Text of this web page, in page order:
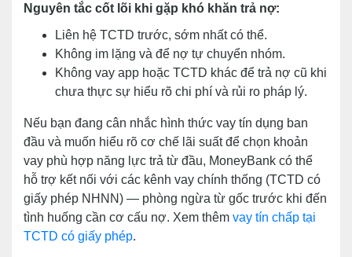
Nguyên tắc cốt lõi khi gặp khó khăn trả nợ:
Liên hệ TCTD trước, sớm nhất có thể.
Không im lặng và để nợ tự chuyển nhóm.
Không vay app hoặc TCTD khác để trả nợ cũ khi
chưa thực sự hiểu rõ chi phí và rủi ro pháp lý.
Nếu bạn đang cân nhắc hình thức vay tín dụng ban
đầu và muốn hiểu rõ cơ chế lãi suất để chọn khoản
vay phù hợp năng lực trả từ đầu, MoneyBank có thể
hỗ trợ kết nối với các kênh vay chính thống (TCTD có
giấy phép NHNN) — phòng ngừa từ gốc trước khi đến
tình huống cần cơ cấu nợ. Xem thêm vay tín chấp tại
TCTD có giấy phép.